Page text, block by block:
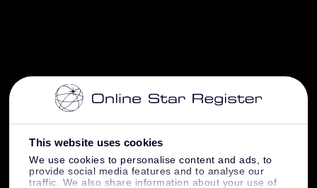
This website uses cookies
We use cookies to personalise content and ads, to
provide social media features and to analyse our
traffic. We also share information about your use of